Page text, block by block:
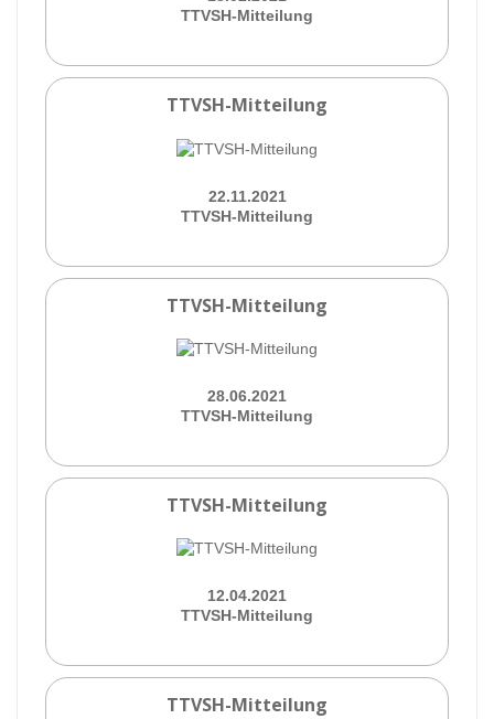
TTVSH-Mitteilung
TTVSH-Mitteilung
22.11.2021
TTVSH-Mitteilung
TTVSH-Mitteilung
28.06.2021
TTVSH-Mitteilung
TTVSH-Mitteilung
12.04.2021
TTVSH-Mitteilung
TTVSH-Mitteilung